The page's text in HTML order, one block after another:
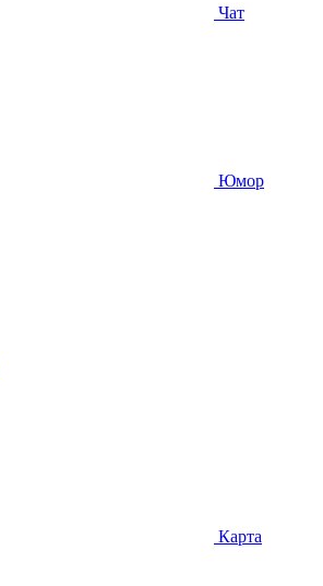
Чат
Юмор
Карта